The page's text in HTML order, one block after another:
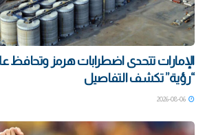
الإمارات تتحدى اضطرابات هرمز وتحافظ
“رؤية” تكشف التفاصيل